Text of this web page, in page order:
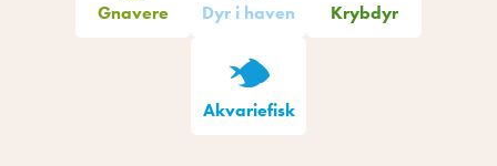
Gnavere Dyr i haven Krybdyr
Akvariefisk